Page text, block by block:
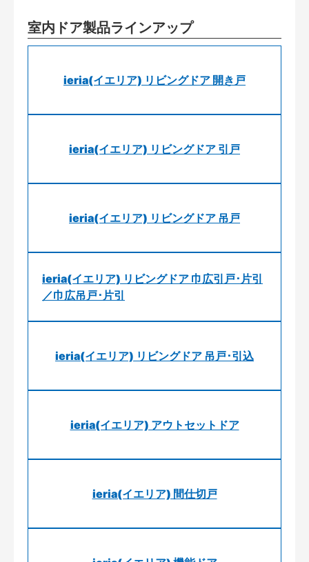
室内ドア製品ラインアップ
ieria(イエリア) リビングドア 開き戸
ieria(イエリア) リビングドア 引戸
ieria(イエリア) リビングドア 吊戸
ieria(イエリア) リビングドア 巾広引戸･片引
／巾広吊戸･片引
ieria(イエリア) リビングドア 吊戸･引込
ieria(イエリア) アウトセットドア
ieria(イエリア) 間仕切戸